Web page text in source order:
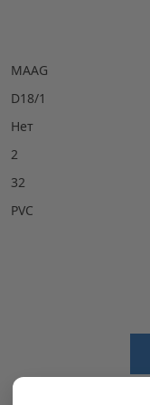
MAAG
D18/1
Нет
2
32
PVC